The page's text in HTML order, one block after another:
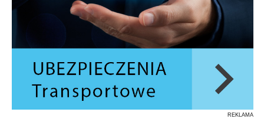
REKLAMA